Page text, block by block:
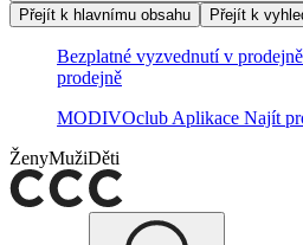
Přejít k hlavnímu obsahu
Přejít k
Bezplatné vyzvednutí v prodejně
prodejně
MODIVOclub Aplikace Najít
ŽenyMužiDěti